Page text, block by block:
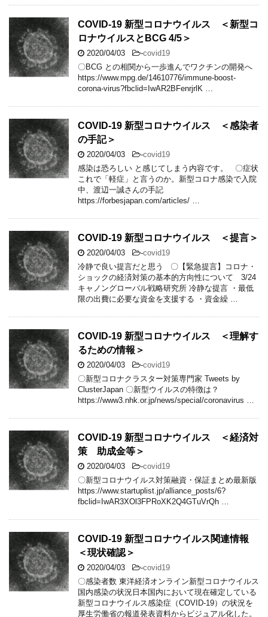
COVID-19 新型コロナウイルス ＜新型コ
ロナウイルスとBCG 4/5＞
2020/04/03 -covid19
〇BCG との相関から一歩進んでワクチンの開発へ
https://www.mpg.de/14610776/immune-boost-
corona-virus?fbclid=IwAR2BFenrjrlK …
COVID-19 新型コロナウイルス ＜感染者
の手記＞
2020/04/03 -covid19
感染は恐ろしい と感じてしまう内容です。 〇症状
これで「軽症」と言うのか。新型コロナ感染で入院
中、渡辺一誠さんの手記
https://forbesjapan.com/articles/ …
COVID-19 新型コロナウイルス ＜提言＞
2020/04/03 -covid19
冷静で良い提言だと思う 〇【緊急提言】コロナ・
ショックの経済対策の基本的方向性について 3/24
キャノングローバル戦略研究所 冷静な提言 ・最低
限の出費に必要な資金を支援する ・資金繰 …
COVID-19 新型コロナウイルス ＜理解す
るための情報＞
2020/04/03 -covid19
〇新型コロナクラスター対策専門家 Tweets by
ClusterJapan 〇新型ウイルスの特徴は？
https://www3.nhk.or.jp/news/special/coronavirus …
COVID-19 新型コロナウイルス ＜経済対
策 助成金等＞
2020/04/03 -covid19
〇新型コロナウイルス対策融資・保証まとめ最新版
https://www.startuplist.jp/alliance_posts/6?
fbclid=IwAR3XOl3FPRoXK2Q4GTuVrQh …
COVID-19 新型コロナウイルス関連情報
＜現状確認＞
2020/04/03 -covid19
〇感染者数 東洋経済オンライン新型コロナウイルス
国内感染の状況日本国内において現在確定している
新型コロナウイルス感染症（COVID-19）の状況を
厚生労働省の報道発表資料からビジュアル化した。